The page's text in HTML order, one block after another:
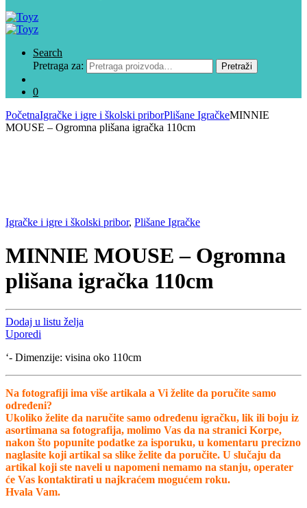
Search
Pretraga za:
Pretraži
0
PočetnaIgračke i igre i školski priborPlišane IgračkeMINNIE
MOUSE – Ogromna plišana igračka 110cm
Igračke i igre i školski pribor, Plišane Igračke
MINNIE MOUSE – Ogromna
plišana igračka 110cm
Dodaj u listu želja
Uporedi
‘- Dimenzije: visina oko 110cm
Na fotografiji ima više artikala a Vi želite da poručite samo
određeni?
Ukoliko želite da naručite samo određenu igračku, lik ili boju iz
asortimana sa fotografija, molimo Vas da na stranici Korpe,
nakon što popunite podatke za isporuku, u komentaru precizno
naglasite koji artikal sa slike želite da poručite. U slučaju da
artikal koji ste naveli u napomeni nemamo na stanju, operater
će Vas kontaktirati u najkraćem mogućem roku.
Hvala Vam.